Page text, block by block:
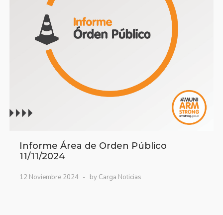
Informe Área de Orden Público
11/11/2024
12 Noviembre 2024 by Carga Noticias